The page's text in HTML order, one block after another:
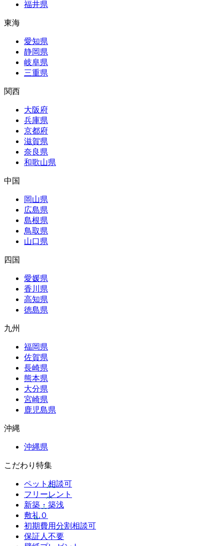
福井県
東海
愛知県
静岡県
岐阜県
三重県
関西
大阪府
兵庫県
京都府
滋賀県
奈良県
和歌山県
中国
岡山県
広島県
島根県
鳥取県
山口県
四国
愛媛県
香川県
高知県
徳島県
九州
福岡県
佐賀県
長崎県
熊本県
大分県
宮崎県
鹿児島県
沖縄
沖縄県
こだわり特集
ペット相談可
フリーレント
新築・築浅
敷礼０
初期費用分割相談可
保証人不要